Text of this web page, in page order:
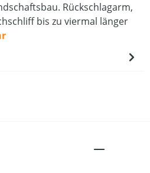
Rückschlagarm,
bis zu viermal länger